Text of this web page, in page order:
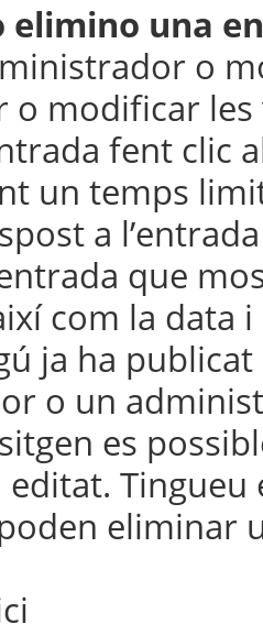
elimino una
o
o modificar
fent clic
un temps
a
que
com la data
ja ha
o un
es
editat.
eliminar